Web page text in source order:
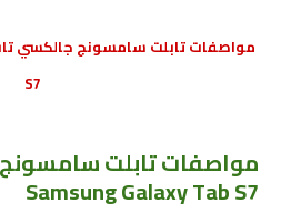
S7
مواصفات تابلت
Samsung Galaxy Tab S7